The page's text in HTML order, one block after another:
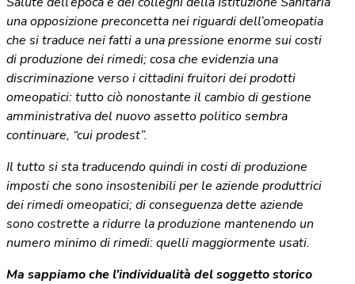
una opposizione preconcetta nei riguardi dell’omeopatia
che si traduce nei fatti a una pressione enorme sui costi
di produzione dei rimedi; cosa che evidenzia una
discriminazione verso i cittadini fruitori dei prodotti
omeopatici: tutto ciò nonostante il cambio di gestione
amministrativa del nuovo assetto politico sembra
continuare, “cui prodest”.
Il tutto si sta traducendo quindi in costi di produzione
imposti che sono insostenibili per le aziende produttrici
dei rimedi omeopatici; di conseguenza dette aziende
sono costrette a ridurre la produzione mantenendo un
numero minimo di rimedi: quelli maggiormente usati.
Ma sappiamo che l’individualità del soggetto storico